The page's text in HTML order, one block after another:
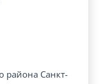
района Санкт-